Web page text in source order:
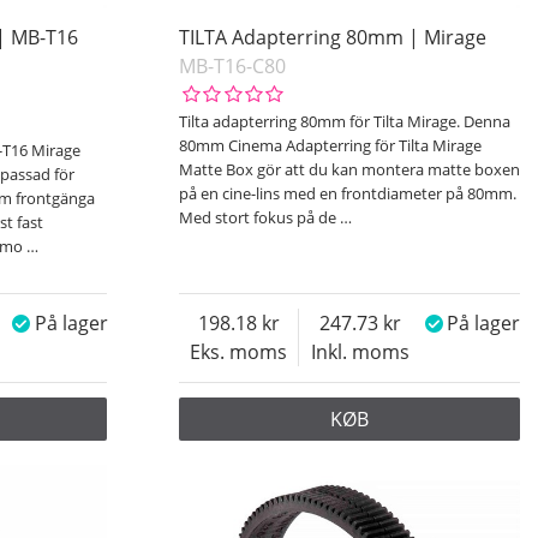
MB-T16
Mirage
för
frontgänga
fast
…
På lager
TILTA Adapterring 80mm | Mirage
MB-T16-C80
Tilta adapterring 80mm för Tilta Mirage. Denna
80mm Cinema Adapterring för Tilta Mirage
Matte Box gör att du kan montera matte boxen
på en cine-lins med en frontdiameter på 80mm.
Med stort fokus på de …
Eks. moms
198.18
Inkl. moms
247.73 På lager
KØB